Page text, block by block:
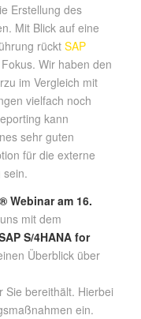
Erstellung des
Mit Blick auf eine
rückt SAP
Wir haben den
im Vergleich mit
vielfach noch
kann
sehr guten
für die externe
sein.
Webinar am 16.
mit dem
S/4HANA for
Überblick über
Sie bereithält. Hierbei
ein.